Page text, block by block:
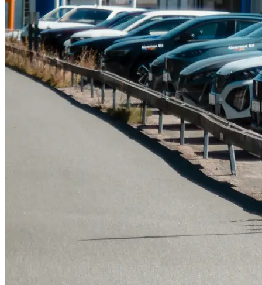
Leapmotor
Tillbehör & reservdelar